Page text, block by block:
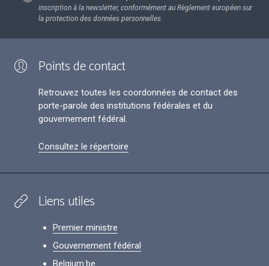
inscription à la newsletter, conformément au Règlement européen sur
la protection des données personnelles.
Points de contact
Retrouvez toutes les coordonnées de contact des
porte-parole des institutions fédérales et du
gouvernement fédéral.
Consultez le répertoire
Liens utiles
Premier ministre
Gouvernement fédéral
Belgium.be